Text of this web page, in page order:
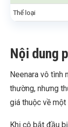
Thể loại
Nội dung
Neenara vô tình
thường, nhưng
giá thuộc về một
Khi cô bắt đầu